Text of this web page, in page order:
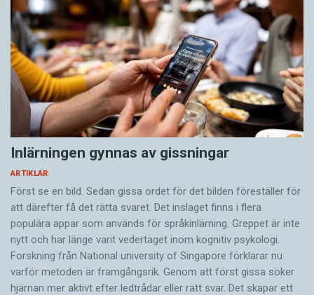
Inlärningen gynnas av gissningar
ARTIKLAR
Först se en bild. Sedan gissa ordet för det bilden föreställer för
att därefter få det rätta svaret. Det inslaget finns i flera
populära appar som används för språkinlärning. Greppet är inte
nytt och har länge varit vedertaget inom kognitiv psykologi.
Forskning från National university of Singa­pore förklarar nu
varför metoden är framgångsrik. Genom att först gissa ­söker
hjärnan mer aktivt ­efter ledtrådar eller rätt svar. Det skapar ett